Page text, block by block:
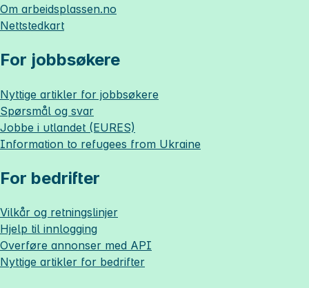
Om arbeidsplassen.no
Nettstedkart
For jobbsøkere
Nyttige artikler for jobbsøkere
Spørsmål og svar
Jobbe i utlandet (EURES)
Information to refugees from Ukraine
For bedrifter
Vilkår og retningslinjer
Hjelp til innlogging
Overføre annonser med API
Nyttige artikler for bedrifter